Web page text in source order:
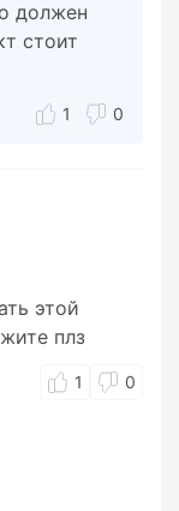
должен
стоит
1 0
этой
плз
1 0